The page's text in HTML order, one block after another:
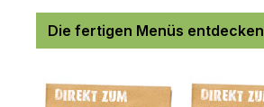
Die fertigen Menüs entdecken